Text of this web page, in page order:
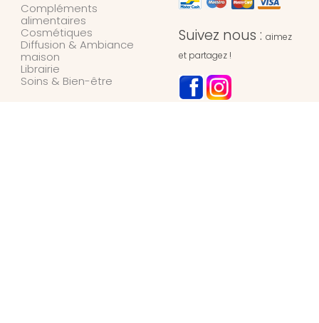
Compléments
alimentaires
Cosmétiques
Diffusion & Ambiance
maison
Librairie
Soins & Bien-être
Suivez nous : aimez
et partagez !